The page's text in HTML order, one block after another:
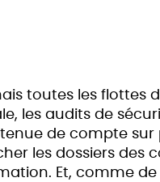
toutes les flottes
les audits de
de compte
les dossiers
Et, comme